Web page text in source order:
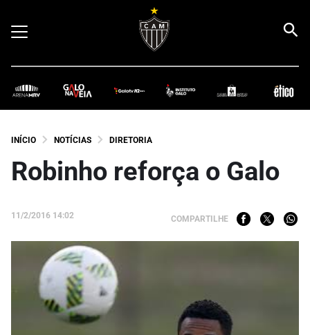
INÍCIO NOTÍCIAS DIRETORIA
Robinho reforça o Galo
11/2/2016 14:02 COMPARTILHE